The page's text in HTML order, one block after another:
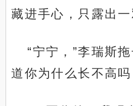
藏进手心，只露出一
“宁宁，”李瑞斯
道你为什么长不高吗